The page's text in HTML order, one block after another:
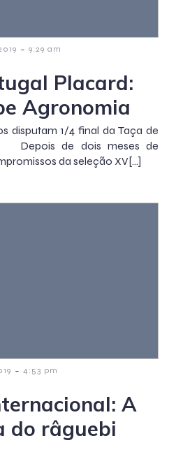
- 9:29 am
Placard:
Agronomia
disputam 1/4 final da Taça de
Depois de dois meses de
da seleção XV[…]
- 4:53 pm
A
do râguebi